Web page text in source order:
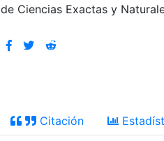
de Ciencias Exactas y
Citación